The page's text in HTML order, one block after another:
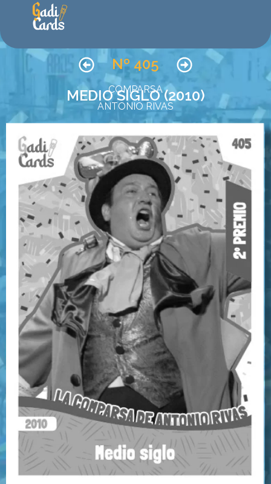
Nº 405
COMPARSA
MEDIO SIGLO (2010)
ANTONIO RIVAS